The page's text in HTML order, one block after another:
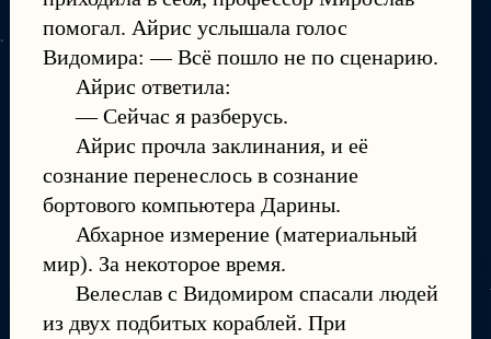
помогал. Айрис услышала голос
Видомира: — Всё пошло не по сценарию.
Айрис ответила:
— Сейчас я разберусь.
Айрис прочла заклинания, и её
сознание перенеслось в сознание
бортового компьютера Дарины.
Абхарное измерение (материальный
мир). За некоторое время.
Велеслав с Видомиром спасали людей
из двух подбитых кораблей. При